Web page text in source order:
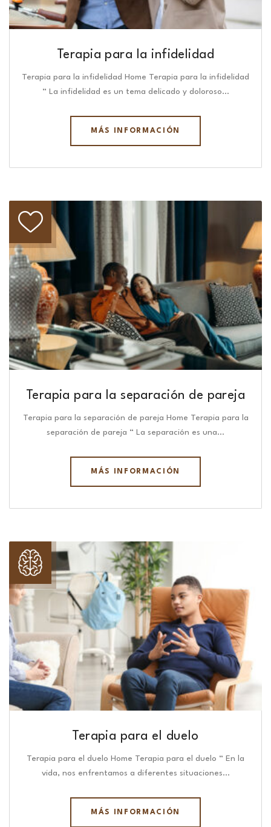
Terapia para la infidelidad
Terapia para la infidelidad Home Terapia para la infidelidad
“ La infidelidad es un tema delicado y doloroso…
MÁS INFORMACIÓN
Terapia para la separación de pareja
Terapia para la separación de pareja Home Terapia para la
separación de pareja “ La separación es una…
MÁS INFORMACIÓN
Terapia para el duelo
Terapia para el duelo Home Terapia para el duelo “ En la
vida, nos enfrentamos a diferentes situaciones…
MÁS INFORMACIÓN